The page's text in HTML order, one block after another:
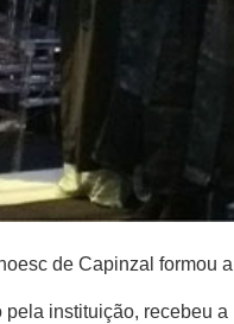
de Capinzal formou
instituição, recebeu